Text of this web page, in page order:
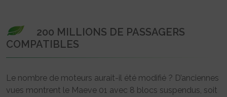
200 MILLIONS DE PASSAGERS
COMPATIBLES
Le nombre de moteurs aurait-il été modifié ? D’anciennes
vues montrent le Maeve 01 avec 8 blocs suspendus, soit